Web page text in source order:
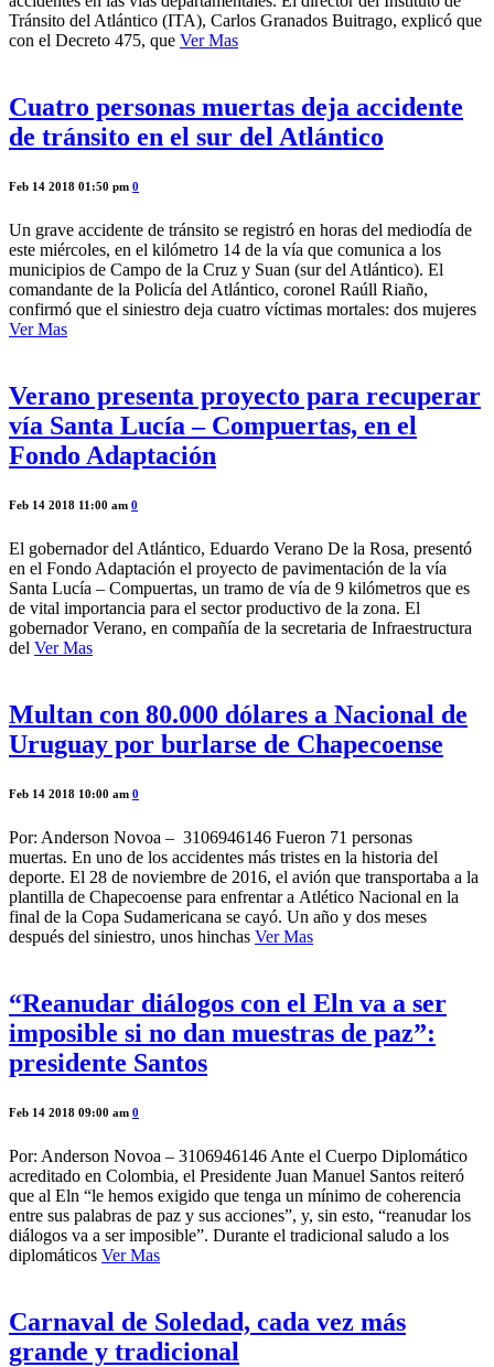
Tránsito del Atlántico (ITA), Carlos Granados Buitrago, explicó que
con el Decreto 475, que Ver Mas
Cuatro personas muertas deja accidente
de tránsito en el sur del Atlántico
Feb 14 2018 01:50 pm 0
Un grave accidente de tránsito se registró en horas del mediodía de
este miércoles, en el kilómetro 14 de la vía que comunica a los
municipios de Campo de la Cruz y Suan (sur del Atlántico). El
comandante de la Policía del Atlántico, coronel Raúll Riaño,
confirmó que el siniestro deja cuatro víctimas mortales: dos mujeres
Ver Mas
Verano presenta proyecto para recuperar
vía Santa Lucía – Compuertas, en el
Fondo Adaptación
Feb 14 2018 11:00 am 0
El gobernador del Atlántico, Eduardo Verano De la Rosa, presentó
en el Fondo Adaptación el proyecto de pavimentación de la vía
Santa Lucía – Compuertas, un tramo de vía de 9 kilómetros que es
de vital importancia para el sector productivo de la zona. El
gobernador Verano, en compañía de la secretaria de Infraestructura
del Ver Mas
Multan con 80.000 dólares a Nacional de
Uruguay por burlarse de Chapecoense
Feb 14 2018 10:00 am 0
Por: Anderson Novoa – 3106946146 Fueron 71 personas
muertas. En uno de los accidentes más tristes en la historia del
deporte. El 28 de noviembre de 2016, el avión que transportaba a la
plantilla de Chapecoense para enfrentar a Atlético Nacional en la
final de la Copa Sudamericana se cayó. Un año y dos meses
después del siniestro, unos hinchas Ver Mas
“Reanudar diálogos con el Eln va a ser
imposible si no dan muestras de paz”:
presidente Santos
Feb 14 2018 09:00 am 0
Por: Anderson Novoa – 3106946146 Ante el Cuerpo Diplomático
acreditado en Colombia, el Presidente Juan Manuel Santos reiteró
que al Eln “le hemos exigido que tenga un mínimo de coherencia
entre sus palabras de paz y sus acciones”, y, sin esto, “reanudar los
diálogos va a ser imposible”. Durante el tradicional saludo a los
diplomáticos Ver Mas
Carnaval de Soledad, cada vez más
grande y tradicional